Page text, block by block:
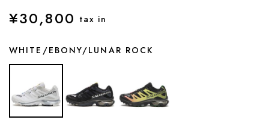
¥30,800 tax in
WHITE/EBONY/LUNAR ROCK